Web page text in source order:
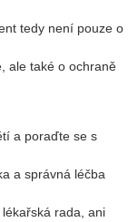
tedy není pouze o
ale také o ochraně
a poraďte se s
a správná léčba
rada, ani